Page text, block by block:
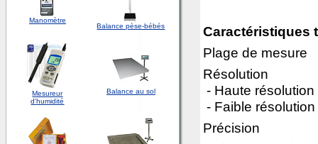
Manomètre
Balance pèse-bébés
Mesureur
d'humidité
Balance au sol
Caractéristiques
Plage de mesure
Résolution
- Haute résolution
- Faible résolution
Précision